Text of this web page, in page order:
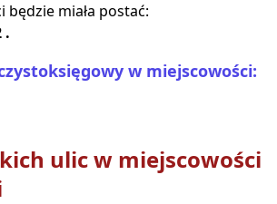
miała postać:
.
w miejscowości:
ulic w miejscowości